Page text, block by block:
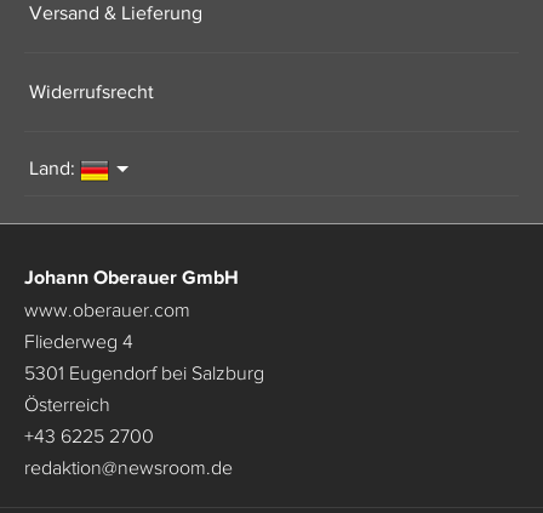
Versand & Lieferung
Widerrufsrecht
Land:
Johann Oberauer GmbH
www.oberauer.com
Fliederweg 4
5301 Eugendorf bei Salzburg
Österreich
+43 6225 2700
redaktion@newsroom.de